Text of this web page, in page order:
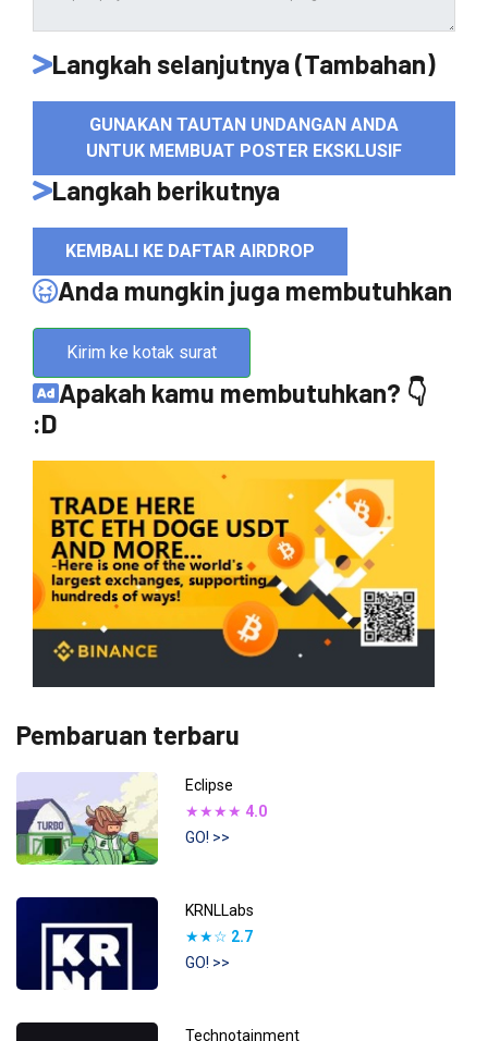
Langkah selanjutnya (Tambahan)
GUNAKAN TAUTAN UNDANGAN ANDA
UNTUK MEMBUAT POSTER EKSKLUSIF
Langkah berikutnya
KEMBALI KE DAFTAR AIRDROP
Anda mungkin juga membutuhkan
Kirim ke kotak surat
Apakah kamu membutuhkan? 👇
:D
Pembaruan terbaru
Eclipse
★★★★ 4.0
GO! >>
KRNLLabs
★★☆ 2.7
GO! >>
Technotainment